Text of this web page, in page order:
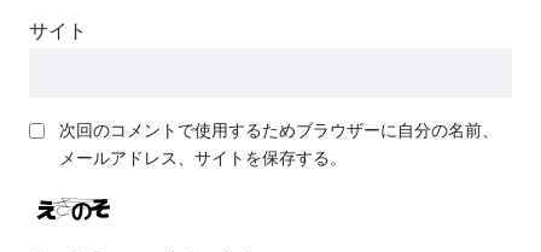
サイト
次回のコメントで使用するためブラウザーに自分の名前、
メールアドレス、サイトを保存する。